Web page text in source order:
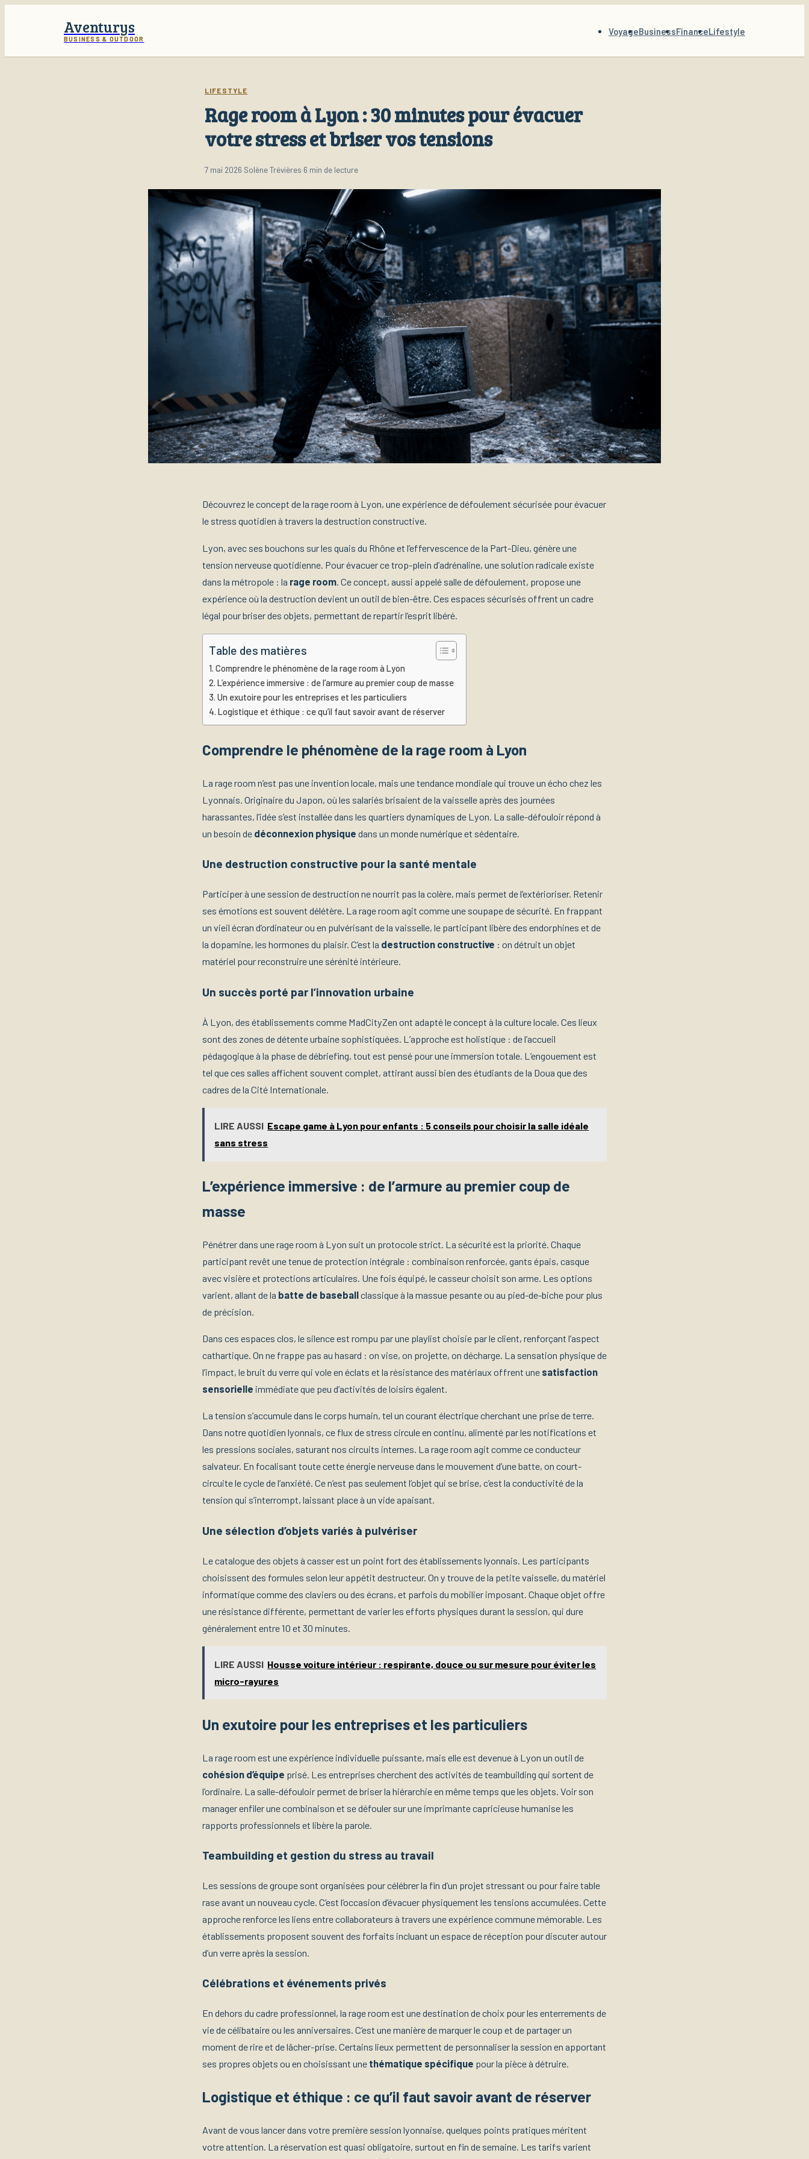
Aventurys
BUSINESS & OUTDOOR
VoyageBusinessFinanceLifestyle
LIFESTYLE
Rage room à Lyon : 30 minutes pour évacuer
votre stress et briser vos tensions
7 mai 2026·Solène Trévières·6 min de lecture
Découvrez le concept de la rage room à Lyon, une expérience de défoulement sécurisée pour évacuer
le stress quotidien à travers la destruction constructive.
Lyon, avec ses bouchons sur les quais du Rhône et l’effervescence de la Part-Dieu, génère une
tension nerveuse quotidienne. Pour évacuer ce trop-plein d’adrénaline, une solution radicale existe
dans la métropole : la rage room . Ce concept, aussi appelé salle de défoulement, propose une
expérience où la destruction devient un outil de bien-être. Ces espaces sécurisés offrent un cadre
légal pour briser des objets, permettant de repartir l’esprit libéré.
Table des matières
Comprendre le phénomène de la rage room à Lyon
L’expérience immersive : de l’armure au premier coup de masse
Un exutoire pour les entreprises et les particuliers
Logistique et éthique : ce qu’il faut savoir avant de réserver
Comprendre le phénomène de la rage room à Lyon
La rage room n’est pas une invention locale, mais une tendance mondiale qui trouve un écho chez les
Lyonnais. Originaire du Japon, où les salariés brisaient de la vaisselle après des journées
harassantes, l’idée s’est installée dans les quartiers dynamiques de Lyon. La salle-défouloir répond à
un besoin de déconnexion physique dans un monde numérique et sédentaire.
Une destruction constructive pour la santé mentale
Participer à une session de destruction ne nourrit pas la colère, mais permet de l’extérioriser. Retenir
ses émotions est souvent délétère. La rage room agit comme une soupape de sécurité. En frappant
un vieil écran d’ordinateur ou en pulvérisant de la vaisselle, le participant libère des endorphines et de
la dopamine, les hormones du plaisir. C’est la destruction constructive : on détruit un objet
matériel pour reconstruire une sérénité intérieure.
Un succès porté par l’innovation urbaine
À Lyon, des établissements comme MadCityZen ont adapté le concept à la culture locale. Ces lieux
sont des zones de détente urbaine sophistiquées. L’approche est holistique : de l’accueil
pédagogique à la phase de débriefing, tout est pensé pour une immersion totale. L’engouement est
tel que ces salles affichent souvent complet, attirant aussi bien des étudiants de la Doua que des
cadres de la Cité Internationale.
LIRE AUSSI Escape game à Lyon pour enfants : 5 conseils pour choisir la salle idéale
sans stress
L’expérience immersive : de l’armure au premier coup de
masse
Pénétrer dans une rage room à Lyon suit un protocole strict. La sécurité est la priorité. Chaque
participant revêt une tenue de protection intégrale : combinaison renforcée, gants épais, casque
avec visière et protections articulaires. Une fois équipé, le casseur choisit son arme. Les options
varient, allant de la batte de baseballclassique à la massue pesante ou au pied-de-biche pour plus
de précision.
Dans ces espaces clos, le silence est rompu par une playlist choisie par le client, renforçant l’aspect
cathartique. On ne frappe pas au hasard : on vise, on projette, on décharge. La sensation physique de
l’impact, le bruit du verre qui vole en éclats et la résistance des matériaux offrent une satisfaction
sensorielle immédiate que peu d’activités de loisirs égalent.
La tension s’accumule dans le corps humain, tel un courant électrique cherchant une prise de terre.
Dans notre quotidien lyonnais, ce flux de stress circule en continu, alimenté par les notifications et
les pressions sociales, saturant nos circuits internes. La rage room agit comme ce conducteur
salvateur. En focalisant toute cette énergie nerveuse dans le mouvement d’une batte, on court-
circuite le cycle de l’anxiété. Ce n’est pas seulement l’objet qui se brise, c’est la conductivité de la
tension qui s’interrompt, laissant place à un vide apaisant.
Une sélection d’objets variés à pulvériser
Le catalogue des objets à casser est un point fort des établissements lyonnais. Les participants
choisissent des formules selon leur appétit destructeur. On y trouve de la petite vaisselle, du matériel
informatique comme des claviers ou des écrans, et parfois du mobilier imposant. Chaque objet offre
une résistance différente, permettant de varier les efforts physiques durant la session, qui dure
généralement entre 10 et 30 minutes.
LIRE AUSSI Housse voiture intérieur : respirante, douce ou sur mesure pour éviter les
micro-rayures
Un exutoire pour les entreprises et les particuliers
La rage room est une expérience individuelle puissante, mais elle est devenue à Lyon un outil de
cohésion d’équipe prisé. Les entreprises cherchent des activités de teambuilding qui sortent de
l’ordinaire. La salle-défouloir permet de briser la hiérarchie en même temps que les objets. Voir son
manager enfiler une combinaison et se défouler sur une imprimante capricieuse humanise les
rapports professionnels et libère la parole.
Teambuilding et gestion du stress au travail
Les sessions de groupe sont organisées pour célébrer la fin d’un projet stressant ou pour faire table
rase avant un nouveau cycle. C’est l’occasion d’évacuer physiquement les tensions accumulées. Cette
approche renforce les liens entre collaborateurs à travers une expérience commune mémorable. Les
établissements proposent souvent des forfaits incluant un espace de réception pour discuter autour
d’un verre après la session.
Célébrations et événements privés
En dehors du cadre professionnel, la rage room est une destination de choix pour les enterrements de
vie de célibataire ou les anniversaires. C’est une manière de marquer le coup et de partager un
moment de rire et de lâcher-prise. Certains lieux permettent de personnaliser la session en apportant
ses propres objets ou en choisissant une thématique spécifique pour la pièce à détruire.
Logistique et éthique : ce qu’il faut savoir avant de réserver
Avant de vous lancer dans votre première session lyonnaise, quelques points pratiques méritent
votre attention. La réservation est quasi obligatoire, surtout en fin de semaine. Les tarifs varient